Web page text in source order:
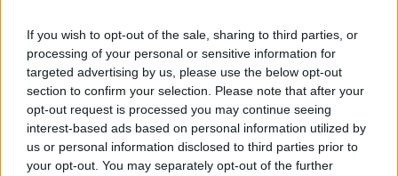
If you wish to opt-out of the sale, sharing to third parties, or
processing of your personal or sensitive information for
targeted advertising by us, please use the below opt-out
section to confirm your selection. Please note that after your
opt-out request is processed you may continue seeing
interest-based ads based on personal information utilized by
us or personal information disclosed to third parties prior to
your opt-out. You may separately opt-out of the further